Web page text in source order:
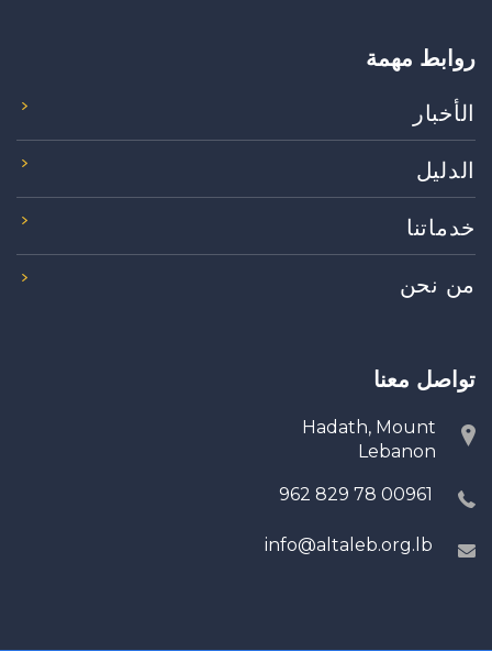
روابط مهمة
الأخبار
الدليل
خدماتنا
من نحن
تواصل معنا
Hadath, Mount
Lebanon
00961 78 829 962
info@altaleb.org.lb